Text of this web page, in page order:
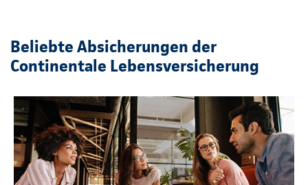
Beliebte Absicherungen der
Continentale Lebensversicherung